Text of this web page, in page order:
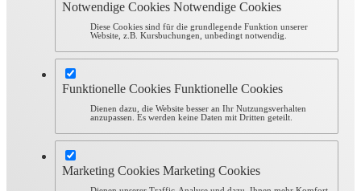
Notwendige Cookies Notwendige Cookies
Diese Cookies sind für die grundlegende Funktion unserer
Website, z.B. Kursbuchungen, unbedingt notwendig.
Funktionelle Cookies Funktionelle Cookies
Dienen dazu, die Website besser an Ihr Nutzungsverhalten
anzupassen. Es werden keine Daten mit Dritten geteilt.
Marketing Cookies Marketing Cookies